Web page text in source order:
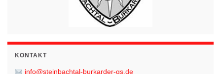
KONTAKT
info@steinbachtal-burkarder-gs.de